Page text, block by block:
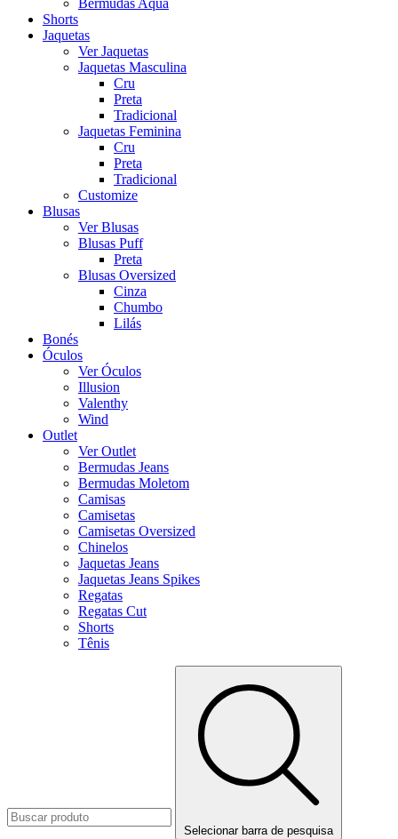
Bermudas Aqua
Shorts
Jaquetas
Ver Jaquetas
Jaquetas Masculina
Cru
Preta
Tradicional
Jaquetas Feminina
Cru
Preta
Tradicional
Customize
Blusas
Ver Blusas
Blusas Puff
Preta
Blusas Oversized
Cinza
Chumbo
Lilás
Bonés
Óculos
Ver Óculos
Illusion
Valenthy
Wind
Outlet
Ver Outlet
Bermudas Jeans
Bermudas Moletom
Camisas
Camisetas
Camisetas Oversized
Chinelos
Jaquetas Jeans
Jaquetas Jeans Spikes
Regatas
Regatas Cut
Shorts
Tênis
Selecionar barra de pesquisa